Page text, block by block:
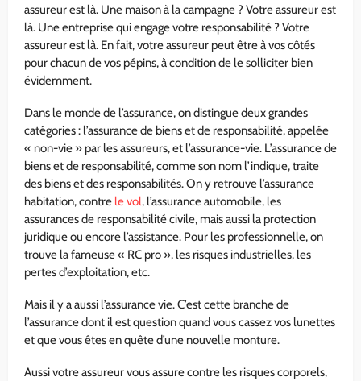
assureur est là. Une maison à la campagne ? Votre assureur est
là. Une entreprise qui engage votre responsabilité ? Votre
assureur est là. En fait, votre assureur peut être à vos côtés
pour chacun de vos pépins, à condition de le solliciter bien
évidemment.
Dans le monde de l’assurance, on distingue deux grandes
catégories : l’assurance de biens et de responsabilité, appelée
« non-vie » par les assureurs, et l’assurance-vie. L’assurance de
biens et de responsabilité, comme son nom l’indique, traite
des biens et des responsabilités. On y retrouve l’assurance
habitation, contre le vol, l’assurance automobile, les
assurances de responsabilité civile, mais aussi la protection
juridique ou encore l’assistance. Pour les professionnelle, on
trouve la fameuse « RC pro », les risques industrielles, les
pertes d’exploitation, etc.
Mais il y a aussi l’assurance vie. C’est cette branche de
l’assurance dont il est question quand vous cassez vos lunettes
et que vous êtes en quête d’une nouvelle monture.
Aussi votre assureur vous assure contre les risques corporels,